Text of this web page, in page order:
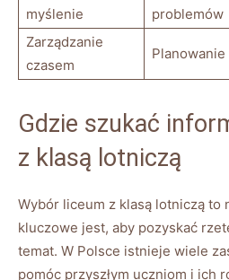
myślenie
problemów
Zarządzanie
czasem
Gdzie szukać
z klasą lotniczą
Wybór liceum z klasą lotniczą to
kluczowe jest, aby pozyskać
temat. W Polsce istnieje wiele
pomóc przyszłym uczniom i ich